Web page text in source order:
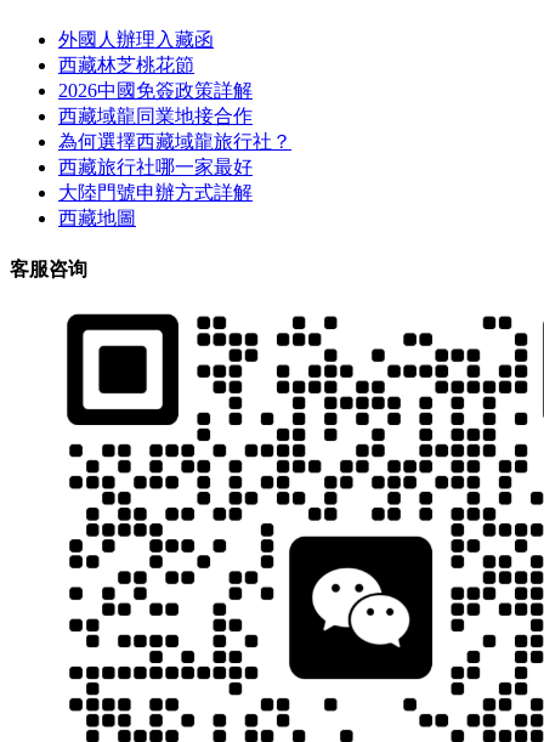
外國人辦理入藏函
西藏林芝桃花節
2026中國免簽政策詳解
西藏域龍同業地接合作
為何選擇西藏域龍旅行社？
西藏旅行社哪一家最好
大陸門號申辦方式詳解
西藏地圖
客服咨询